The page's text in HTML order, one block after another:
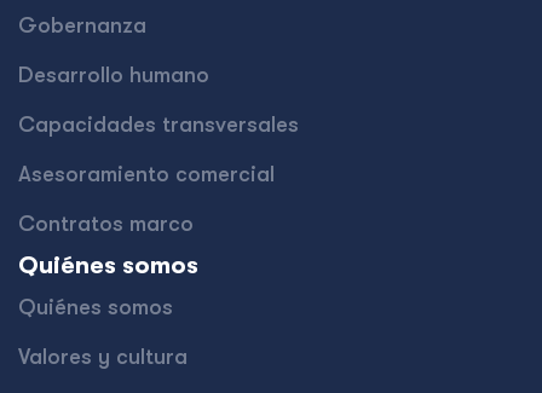
Gobernanza
Desarrollo humano
Capacidades transversales
Asesoramiento comercial
Contratos marco
Quiénes somos
Quiénes somos
Valores y cultura